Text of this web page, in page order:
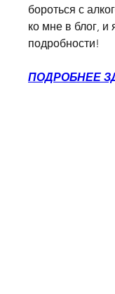
бороться с
ко мне в блог, и
подробности!
ПОДРОБНЕЕ